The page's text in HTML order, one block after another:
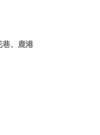
巷、鹿港